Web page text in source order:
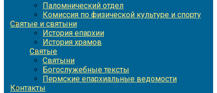
Паломнический отдел
Комиссия по физической культуре и спорту
Святые и святыни
История епархии
История храмов
Святые
Святыни
Богослужебные тексты
Пермские епархиальные ведомости
Контакты